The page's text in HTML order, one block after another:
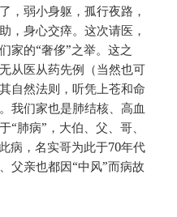
，弱小身躯，孤行夜路，
，身心交瘁。这次请医，
家的“奢侈”之举。这之
从医从药先例（当然也可
自然法则，听凭上苍和命
我们家也是肺结核、高血
“肺病”，大伯、父、哥、
病，名实哥为此于70年代
父亲也都因“中风”而病故